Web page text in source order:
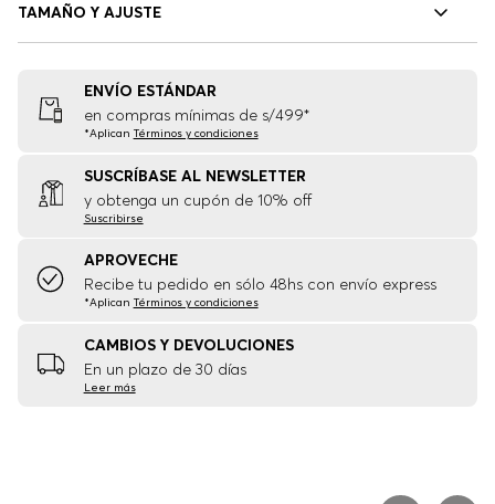
TAMAÑO Y AJUSTE
ENVÍO ESTÁNDAR
en compras mínimas de s/499*
*Aplican Términos y condiciones
SUSCRÍBASE AL NEWSLETTER
y obtenga un cupón de 10% off
Suscribirse
APROVECHE
Recibe tu pedido en sólo 48hs con envío express
*Aplican Términos y condiciones
CAMBIOS Y DEVOLUCIONES
En un plazo de 30 días
Leer más